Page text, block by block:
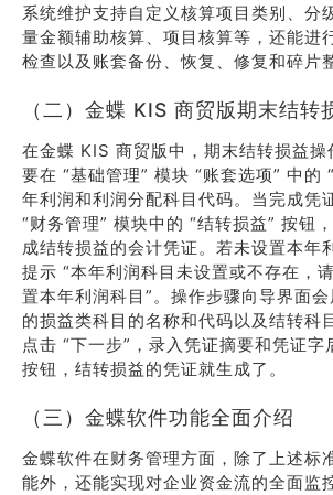
系统维护支持自定义核算项目类别、分
量金额辅助核算、项目核算等，还能进
检查以及账套备份、恢复、修复和碎片
（二）金蝶 KIS 商贸版期末结转
在金蝶 KIS 商贸版中，期末结转损益操
要在 “基础管理” 模块 “账套选项” 中的
年利润和利润分配科目代码。当完成凭
“财务管理” 模块中的 “结转损益” 按钮
成结转损益的会计凭证。若未设置本年
提示 “本年利润科目未设置或不存在，
置本年利润科目”。操作步骤向导界面
的损益类科目的名称和代码以及结转科
点击 “下一步”，录入凭证摘要和凭证字
按钮，结转损益的凭证就生成了。
（三）金蝶软件功能全面介绍
金蝶软件在财务管理方面，除了上述标
能外，还能实现对企业资金流的全面监